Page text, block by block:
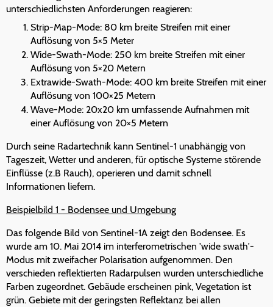
unterschiedlichsten Anforderungen reagieren:
Strip-Map-Mode: 80 km breite Streifen mit einer
Auflösung von 5×5 Meter
Wide-Swath-Mode: 250 km breite Streifen mit einer
Auflösung von 5×20 Metern
Extrawide-Swath-Mode: 400 km breite Streifen mit einer
Auflösung von 100×25 Metern
Wave-Mode: 20x20 km umfassende Aufnahmen mit
einer Auflösung von 20×5 Metern
Durch seine Radartechnik kann Sentinel-1 unabhängig von
Tageszeit, Wetter und anderen, für optische Systeme störende
Einflüsse (z.B Rauch), operieren und damit schnell
Informationen liefern.
Beispielbild 1 - Bodensee und Umgebung
Das folgende Bild von Sentinel-1A zeigt den Bodensee. Es
wurde am 10. Mai 2014 im interferometrischen 'wide swath'-
Modus mit zweifacher Polarisation aufgenommen. Den
verschieden reflektierten Radarpulsen wurden unterschiedliche
Farben zugeordnet. Gebäude erscheinen pink, Vegetation ist
grün. Gebiete mit der geringsten Reflektanz bei allen